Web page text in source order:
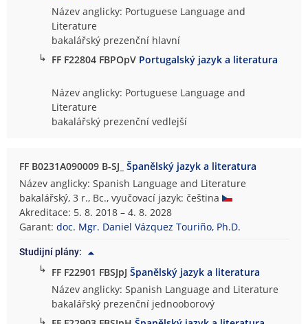
Název anglicky: Portuguese Language and
Literature
bakalářský prezenční hlavní
↳ FF F22804 FBPOpV Portugalský jazyk a literatura
Název anglicky: Portuguese Language and
Literature
bakalářský prezenční vedlejší
FF B0231A090009 B-SJ_Španělský jazyk a literatura
Název anglicky: Spanish Language and Literature
bakalářský, 3 r., Bc., vyučovací jazyk: čeština
Akreditace: 5. 8. 2018 – 4. 8. 2028
Garant:doc. Mgr. Daniel Vázquez Touriño, Ph.D.
Studijní plány:
↳ FF F22901 FBSJpJŠpanělský jazyk a literatura
Název anglicky: Spanish Language and Literature
bakalářský prezenční jednooborový
↳